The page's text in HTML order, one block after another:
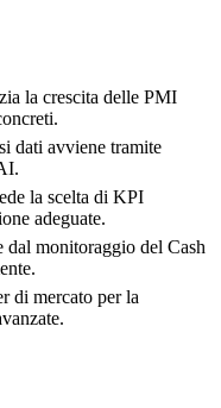
la crescita delle PMI
dati avviene tramite
la scelta di KPI
adeguate.
dal monitoraggio del Cash
di mercato per la